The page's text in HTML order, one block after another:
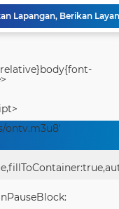
ontv.m3u8'